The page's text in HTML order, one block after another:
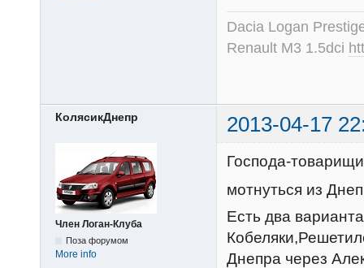
Dacia Logan
Renault M3 1.5dci
КолясикДнепр 2013-04-17
Член Логан-Клуба
Поза форумом
More info
Господа-
мотнуться из
Есть два
Днепра через